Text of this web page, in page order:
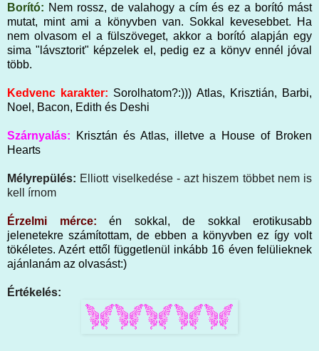
Borító: Nem rossz, de valahogy a cím és ez a borító mást
mutat, mint ami a könyvben van. Sokkal kevesebbet. Ha
nem olvasom el a fülszöveget, akkor a borító alapján egy
sima "lávsztorit" képzelek el, pedig ez a könyv ennél jóval
több.
Kedvenc karakter: Sorolhatom?:))) Atlas, Krisztián, Barbi,
Noel, Bacon, Edith és Deshi
Szárnyalás:
Krisztán és Atlas, illetve a House of Broken
Hearts
Mélyrepülés: Elliott viselkedése - azt hiszem többet nem is
kell írnom
Érzelmi mérce: én sokkal, de sokkal erotikusabb
jelenetekre számítottam, de ebben a könyvben ez így volt
tökéletes. Azért ettől függetlenül inkább 16 éven felülieknek
ajánlanám az olvasást:)
Értékelés: